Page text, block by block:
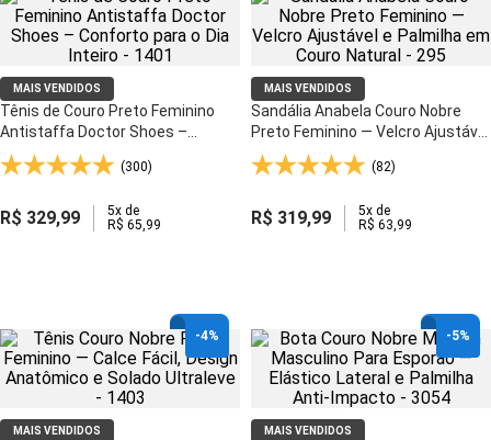
MAIS VENDIDOS
Tênis de Couro Preto Feminino
Antistaffa Doctor Shoes –
Conforto para o Dia Inteiro - 1401
(300)
R$ 329,99 5x de
R$ 65,99
MAIS VENDIDOS
Sandália Anabela Couro Nobre
Preto Feminino — Velcro Ajustável
e Palmilha em Couro Natural - 295
(82)
R$ 319,99 5x de
R$ 63,99
-4%
MAIS VENDIDOS
-5%
MAIS VENDIDOS